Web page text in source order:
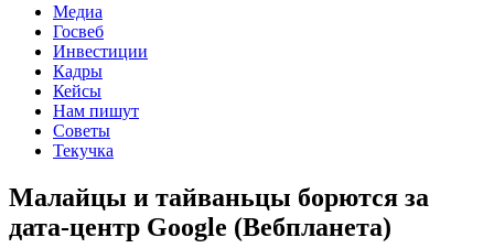
Медиа
Госвеб
Инвестиции
Кадры
Кейсы
Нам пишут
Советы
Текучка
Малайцы и тайваньцы борются за
дата-центр Google (Вебпланета)